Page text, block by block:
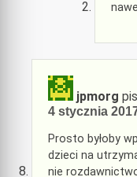
jpmorg
4 stycznia
Prosto byłoby
dzieci na
nie